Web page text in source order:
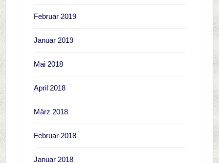
Februar 2019
Januar 2019
Mai 2018
April 2018
März 2018
Februar 2018
Januar 2018